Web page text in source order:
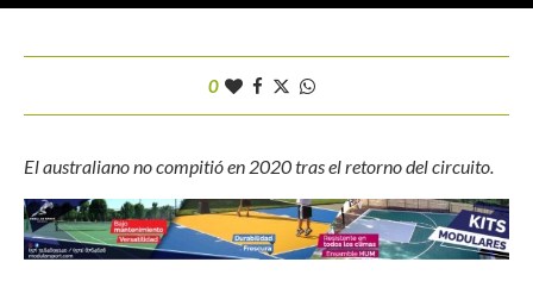
0
El australiano no compitió en 2020 tras el retorno del circuito.